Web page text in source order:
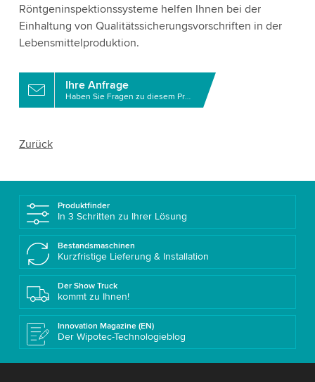
Röntgeninspektionssysteme helfen Ihnen bei der
Einhaltung von Qualitätssicherungsvorschriften in der
Lebensmittelproduktion.
Ihre Anfrage
Haben Sie Fragen zu diesem Produkt?
Zurück
Produktfinder
In 3 Schritten zu Ihrer Lösung
Bestandsmaschinen
Kurzfristige Lieferung & Installation
Der Show Truck
kommt zu Ihnen!
Innovation Magazine (EN)
Der Wipotec-Technologieblog